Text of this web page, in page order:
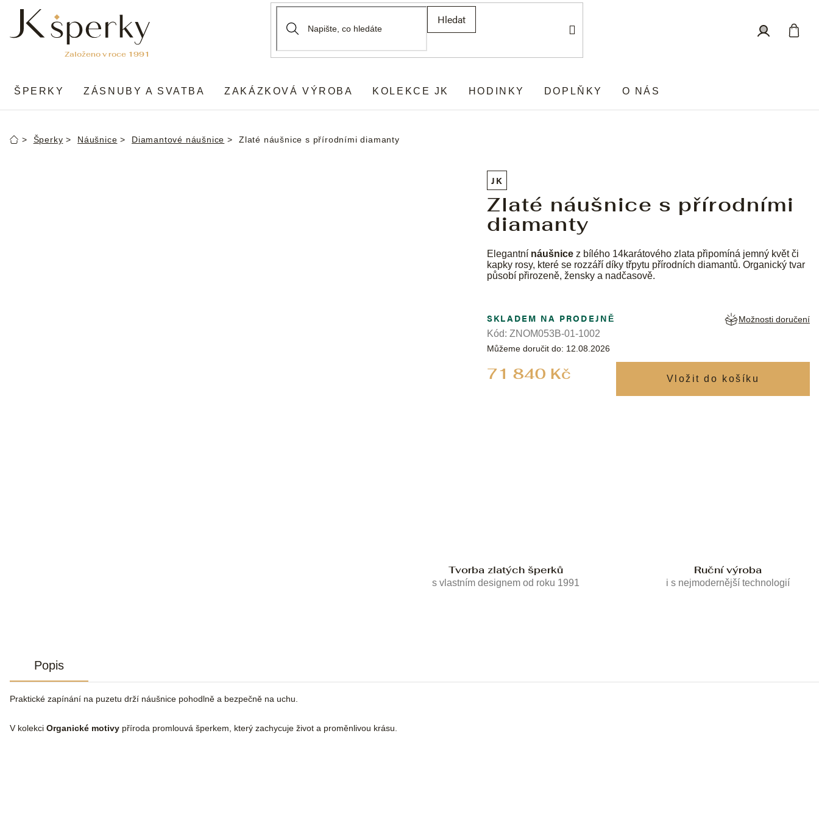
obsah
Hledat
ŠPERKY ZÁSNUBY A SVATBA ZAKÁZKOVÁ VÝROBA KOLEKCE JK HODINKY DOPLŇKY O NÁS
DomůŠperky Náušnice Diamantové náušnice Zlaté náušnice s přírodními diamanty
JK
Zlaté náušnice s přírodními
diamanty
Elegantní náušnice z bílého 14karátového zlata připomíná jemný květ či
kapky rosy, které se rozzáří díky třpytu přírodních diamantů. Organický tvar
působí přirozeně, žensky a nadčasově.
71 840 Kč
SKLADEM NA PRODEJNĚ
Můžeme doručit do: 12.08.2026
Možnosti doručení
Kód: ZNOM053B-01-1002
Tvorba zlatých šperků
s vlastním designem od roku 1991
Ruční výroba
i s nejmodernější technologií
Popis
Praktické zapínání na puzetu drží náušnice pohodlně a bezpečně na uchu.
V kolekci Organické motivy příroda promlouvá šperkem, který zachycuje život a proměnlivou krásu.